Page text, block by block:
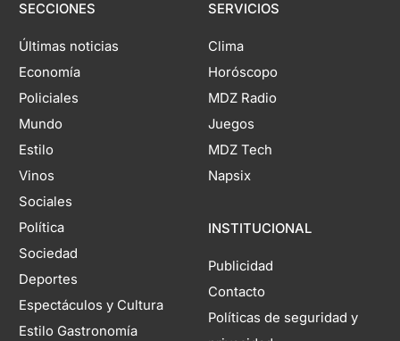
SECCIONES
Últimas noticias
Economía
Policiales
Mundo
Estilo
Vinos
Sociales
Política
Sociedad
Deportes
Espectáculos y Cultura
Estilo Gastronomía
SERVICIOS
Clima
Horóscopo
MDZ Radio
Juegos
MDZ Tech
Napsix
INSTITUCIONAL
Publicidad
Contacto
Políticas de seguridad y